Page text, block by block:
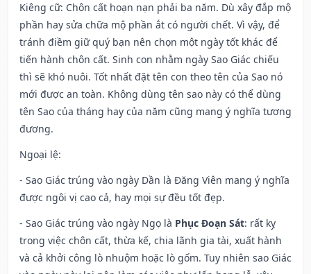
Kiêng cữ: Chôn cất hoạn nạn phải ba năm. Dù xây đắp mộ
phần hay sửa chữa mộ phần ắt có người chết. Vì vậy, để
tránh điềm giữ quý bạn nên chọn một ngày tốt khác để
tiến hành chôn cất. Sinh con nhằm ngày Sao Giác chiếu
thì sẽ khó nuôi. Tốt nhất đặt tên con theo tên của Sao nó
mới được an toàn. Không dùng tên sao này có thể dùng
tên Sao của tháng hay của năm cũng mang ý nghĩa tương
đương.
Ngoại lệ:
- Sao Giác trúng vào ngày Dần là Đăng Viên mang ý nghĩa
được ngôi vị cao cả, hay mọi sự đều tốt đẹp.
- Sao Giác trúng vào ngày Ngọ là Phục Đoạn Sát: rất kỵ
trong việc chôn cất, thừa kế, chia lãnh gia tài, xuất hành
và cả khởi công lò nhuộm hoặc lò gốm. Tuy nhiên sao Giác